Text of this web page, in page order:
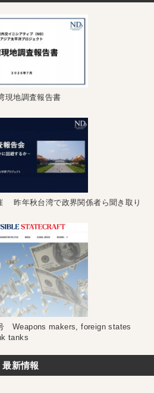
現地調査報告書
昨年秋台湾で政界関係者ら聞き取り
Weapons makers, foreign states
tanks
最新情報